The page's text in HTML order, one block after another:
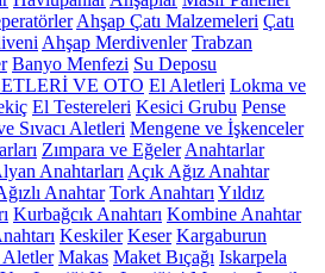
Ahşap Çatı Malzemeleri Çatı
Ahşap Merdivenler Trabzan
Banyo Menfezi Su Deposu
VE OTO El Aletleri Lokma ve
El Testereleri Kesici Grubu Pense
Sıvacı Aletleri Mengene ve İşkenceler
Zımpara ve Eğeler Anahtarlar
Anahtarları Açık Ağız Anahtar
Anahtar Tork Anahtarı Yıldız
Kurbağcık Anahtarı Kombine Anahtar
Keskiler Keser Kargaburun
Makas Maket Bıçağı Iskarpela